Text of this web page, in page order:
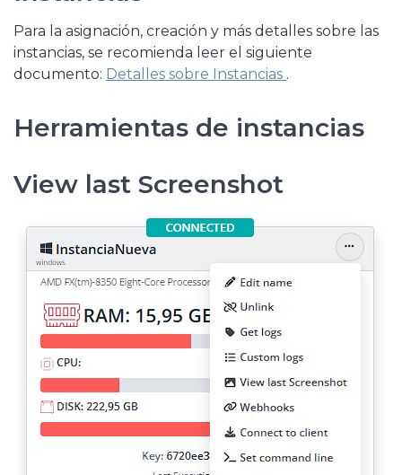
Para la asignación, creación y más detalles sobre las
instancias, se recomienda leer el siguiente
documento: Detalles sobre Instancias .
Herramientas de instancias
View last Screenshot